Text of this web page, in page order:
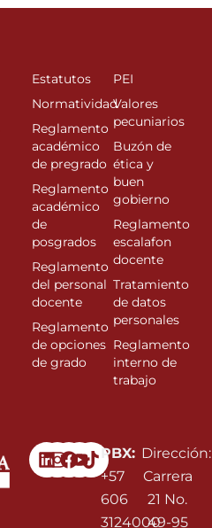
Linkedin
Instagram
Facebook
Youtube
PBX:
+57
606
3124000
Dirección:
Carrera
21 No.
49-95
Estatutos
Normatividad
Reglamento
académico
de pregrado
Reglamento
académico
de
posgrados
Reglamento
del personal
docente
Reglamento
de opciones
de grado
PEI
Valores
pecuniarios
Buzón de
ética y
buen
gobierno
Reglamento
escalafon
docente
Tratamiento
de datos
personales
Reglamento
interno de
trabajo